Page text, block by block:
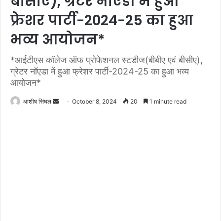
फ्रेशर पार्टी-2024-25 का हुआ
भव्य आयोजन*
*आईटीएस कॉलेज ऑफ प्रोफेशनल स्टडीज(बीबीए एवं बीसीए),
ग्रेटर नॉएडा में हुआ फ्रेशर पार्टी-2024-25 का हुआ भव्य
आयोजन*
आशीष सिंघल
SendOctober 8, 2024 20 1 minute read